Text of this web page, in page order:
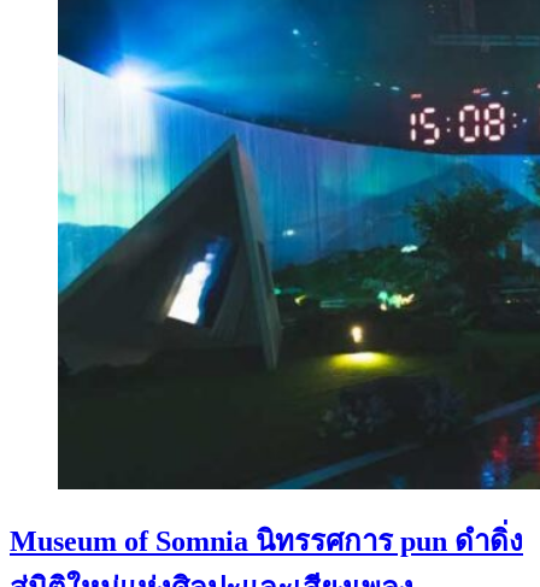
Museum of Somnia นิทรรศการ pun ดำดิ่ง